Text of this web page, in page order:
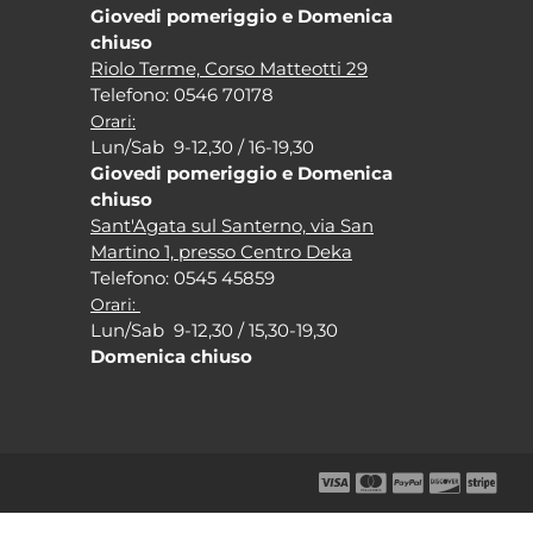
Giovedi pomeriggio e Domenica
chiuso
Riolo Terme, Corso Matteotti 29
Telefono: 0546 70178
Orari:
Lun/Sab 9-12,30 / 16-19,30
Giovedi pomeriggio e Domenica
chiuso
Sant'Agata sul Santerno, via San
Martino 1, presso Centro Deka
Telefono: 0545 45859
Orari:
Lun/Sab 9-12,30 / 15,30-19,30
Domenica chiuso